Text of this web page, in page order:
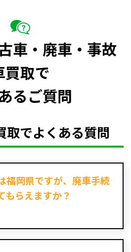
車・廃車・事故
買取で
るご質問
取でよくある質問
福岡県ですが、廃車手続
もらえますか？